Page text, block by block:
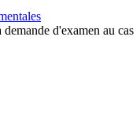
d'examen au cas